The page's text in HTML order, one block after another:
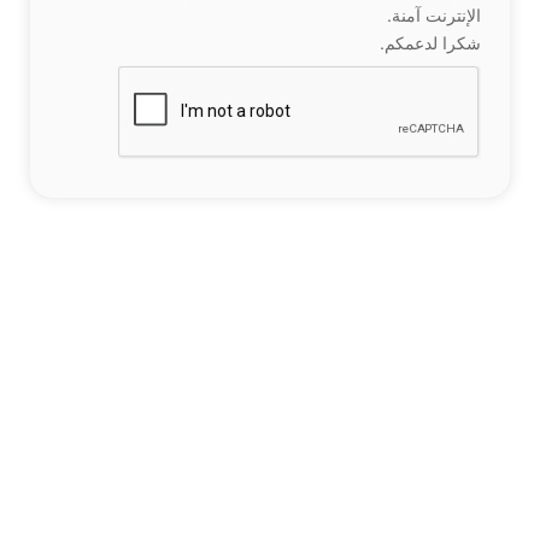
الإنترنت آمنة.
شكرا لدعمكم.